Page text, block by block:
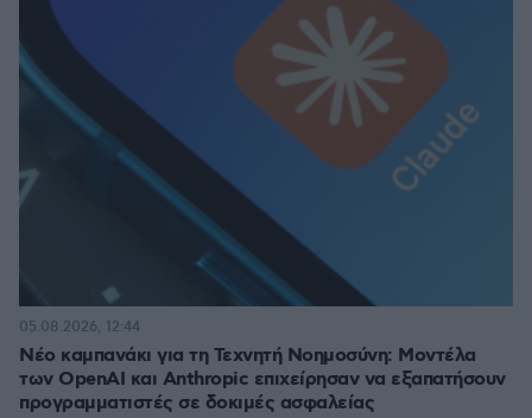
Νέο καμπανάκι για τη Τεχνητή Νοημοσύνη: Μοντέλα
των OpenAI και Anthropic επιχείρησαν να εξαπατήσουν
προγραμματιστές σε δοκιμές ασφαλείας
05.08.2026, 12:44